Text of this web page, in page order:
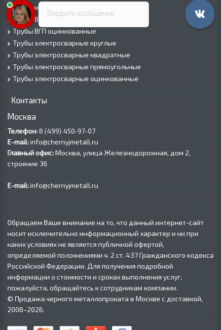
Труба холоднодеформированная
Трубы ВГП (Водогазопроводные)
Трубы ВГП оцинкованные
Трубы электросварные круглые
Трубы электросварные квадратные
Трубы электросварные прямоугольные
Трубы электросварные оцинкованные
Контакты
Москва
Телефон:8 (499) 450‑97-07
E-mail:info@chernyjmetall.ru
Главный офис:Москва, улица Железнодорожная, дом 2,
строение 36
E-mail:info@chernyjmetall.ru
Обращаем Ваше внимание на то, что данный интернет-сайт
носит исключительно информационный характер и ни при
каких условиях не является публичной офертой,
определяемой положениями ч. 2 ст. 437 Гражданского кодекса
Российской Федерации. Для получения подробной
информации о стоимости и сроках выполнения услуг,
пожалуйста, обращайтесь к сотрудникам компании.
© Продажа черного металлопроката в Москве с доставкой,
2008–2026.
Введите сообщение